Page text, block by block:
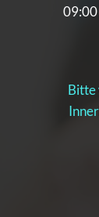
Bitte